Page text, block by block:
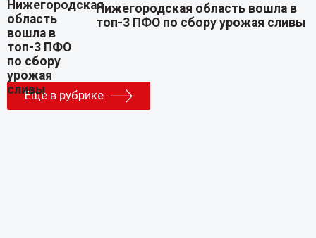
Нижегородская область вошла в
топ-3 ПФО по сбору урожая сливы
Еще в рубрике